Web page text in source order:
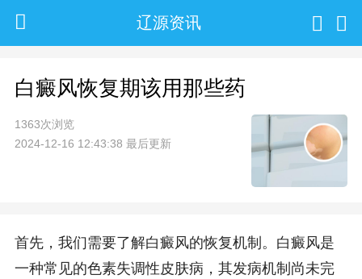
辽源资讯
白癜风恢复期该用那些药
1363次浏览
2024-12-16 12:43:38 最后更新
首先，我们需要了解白癜风的恢复机制。白癜风是
一种常见的色素失调性皮肤病，其发病机制尚未完